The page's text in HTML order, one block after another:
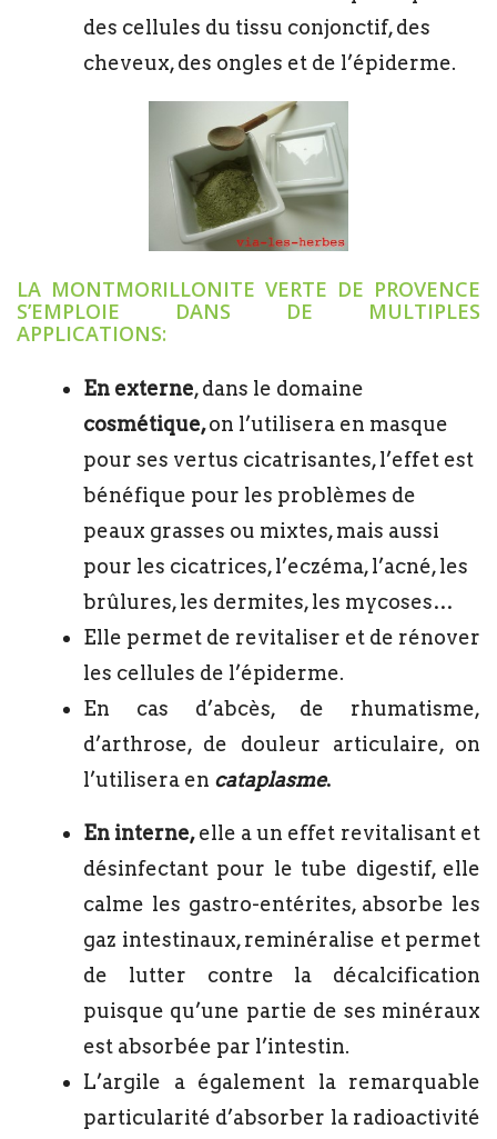
des cellules du tissu conjonctif, des
cheveux, des ongles et de l’épiderme.
LA MONTMORILLONITE VERTE DE PROVENCE
S’EMPLOIE DANS DE MULTIPLES
APPLICATIONS:
En externe, dans le domaine
cosmétique,on l’utilisera en masque
pour ses vertus cicatrisantes, l’effet est
bénéfique pour les problèmes de
peaux grasses ou mixtes, mais aussi
pour les cicatrices, l’eczéma, l’acné, les
brûlures, les dermites, les mycoses…
Elle permet de revitaliser et de rénover
les cellules de l’épiderme.
En cas d’abcès, de rhumatisme,
d’arthrose, de douleur articulaire, on
l’utilisera en cataplasme.
En interne,elle a un effet revitalisant et
désinfectant pour le tube digestif, elle
calme les gastro-entérites, absorbe les
gaz intestinaux, reminéralise et permet
de lutter contre la décalcification
puisque qu’une partie de ses minéraux
est absorbée par l’intestin.
L’argile a également la remarquable
particularité d’absorber la radioactivité